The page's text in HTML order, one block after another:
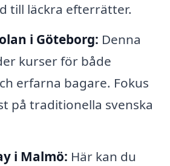
till läckra efterrätter.
i Göteborg: Denna
kurser för både
erfarna bagare. Fokus
på traditionella svenska
i Malmö: Här kan du